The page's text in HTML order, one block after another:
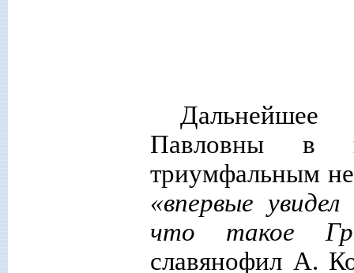
Павловны в
триумфальным
«впервые
что такое
славянофил А.